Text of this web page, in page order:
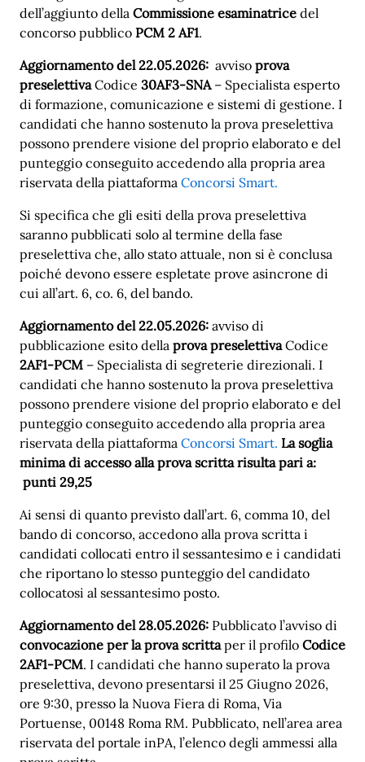
dell’aggiunto della Commissione esaminatrice del
concorso pubblico PCM 2 AF1.
Aggiornamento del 22.05.2026: avviso prova
preselettivaCodice 30AF3-SNA– Specialista esperto
di formazione, comunicazione e sistemi di gestione. I
candidati che hanno sostenuto la prova preselettiva
possono prendere visione del proprio elaborato e del
punteggio conseguito accedendo alla propria area
riservata della piattaforma Concorsi Smart.
Si specifica che gli esiti della prova preselettiva
saranno pubblicati solo al termine della fase
preselettiva che, allo stato attuale, non si è conclusa
poiché devono essere espletate prove asincrone di
cui all’art. 6, co. 6, del bando.
Aggiornamento del 22.05.2026: avviso di
pubblicazione esito della prova preselettivaCodice
2AF1-PCM – Specialista di segreterie direzionali. I
candidati che hanno sostenuto la prova preselettiva
possono prendere visione del proprio elaborato e del
punteggio conseguito accedendo alla propria area
riservata della piattaforma Concorsi Smart. La soglia
minima di accesso alla prova scritta risulta pari a:
punti 29,25
Ai sensi di quanto previsto dall’art. 6, comma 10, del
bando di concorso, accedono alla prova scritta i
candidati collocati entro il sessantesimo e i candidati
che riportano lo stesso punteggio del candidato
collocatosi al sessantesimo posto.
Aggiornamento del 28.05.2026: Pubblicato l’avviso di
convocazione per la prova scrittaper il profilo Codice
2AF1-PCM. I candidati che hanno superato la prova
preselettiva, devono presentarsi il 25 Giugno 2026,
ore 9:30, presso la Nuova Fiera di Roma, Via
Portuense, 00148 Roma RM. Pubblicato, nell’area area
riservata del portale inPA, l’elenco degli ammessi alla